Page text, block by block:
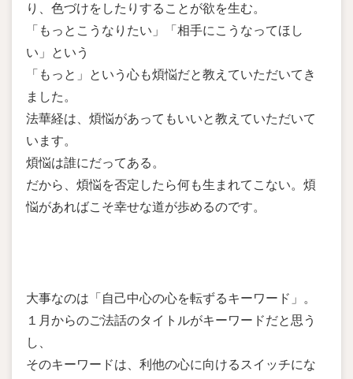
り、色づけをしたりすることが欲を生む。
「もっとこうなりたい」「相手にこうなってほし
い」という
「もっと」という心も煩悩だと教えていただいてき
ました。
法華経は、煩悩があってもいいと教えていただいて
います。
煩悩は誰にだってある。
だから、煩悩を否定したら何も生まれてこない。煩
悩があればこそ幸せな道が歩めるのです。
大事なのは「自己中心の心を転ずるキーワード」。
１月からのご法話のタイトルがキーワードだと思う
し、
そのキーワードは、利他の心に向けるスイッチにな